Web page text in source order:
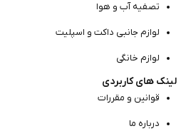
تصفیه آب و هوا
لوازم جانبی داکت و اسپلیت
لوازم خانگی
لینک های کاربردی
قوانین و مقررات
درباره ما